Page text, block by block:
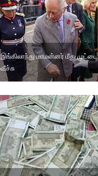
இங்கிலாந்து மாமன்னர் மீது முட்டை
வீச்சு